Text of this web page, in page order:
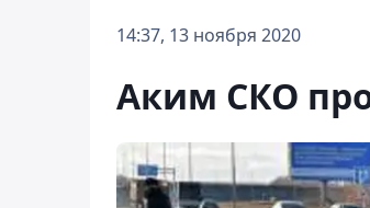
14:37, 13 ноября 2020
Аким СКО